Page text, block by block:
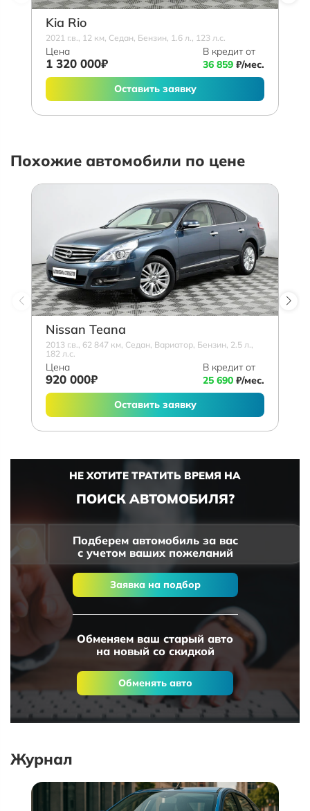
Kia Rio
2021 г.в., 12 км, Седан, Бензин, 1.6 л., 123 л.с.
Цена
1 320 000₽
В кредит от
36 859 ₽/мес.
Оставить заявку
Похожие автомобили по цене
Nissan Teana
2013 г.в., 62 847 км, Седан, Вариатор, Бензин, 2.5 л.,
182 л.с.
Цена
920 000₽
В кредит от
25 690 ₽/мес.
Оставить заявку
НЕ ХОТИТЕ ТРАТИТЬ ВРЕМЯ НА
ПОИСК АВТОМОБИЛЯ?
Подберем автомобиль за вас
с учетом ваших пожеланий
Заявка на подбор
Обменяем ваш старый авто
на новый со скидкой
Обменять авто
Журнал